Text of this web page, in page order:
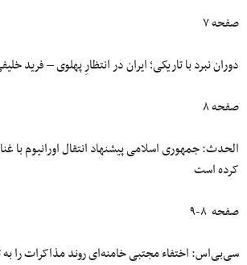
صفحه ۷
دوران نبرد با تاریکی؛ ایران در انتظارِ پهلوی – فرید
صفحه ۸
الحدث: جمهوری اسلامی پیشنهاد انتقال اورانیوم با
کرده است
صفحه ۸-۹
سی‌بی‌اس: اختفاء مجتبی خامنه‌ای روند مذاکرات را به